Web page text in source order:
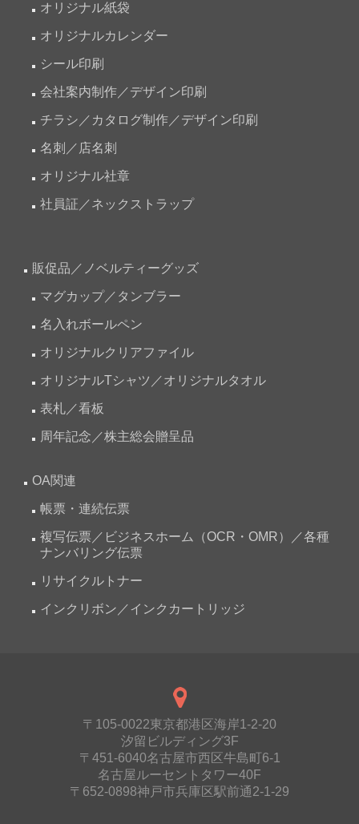
オリジナル紙袋
オリジナルカレンダー
シール印刷
会社案内制作／デザイン印刷
チラシ／カタログ制作／デザイン印刷
名刺／店名刺
オリジナル社章
社員証／ネックストラップ
販促品／ノベルティーグッズ
マグカップ／タンブラー
名入れボールペン
オリジナルクリアファイル
オリジナルTシャツ／オリジナルタオル
表札／看板
周年記念／株主総会贈呈品
OA関連
帳票・連続伝票
複写伝票／ビジネスホーム（OCR・OMR）／各種
ナンバリング伝票
リサイクルトナー
インクリボン／インクカートリッジ
〒105-0022東京都港区海岸1-2-20
汐留ビルディング3F
〒451-6040名古屋市西区牛島町6-1
名古屋ルーセントタワー40F
〒652-0898神戸市兵庫区駅前通2-1-29